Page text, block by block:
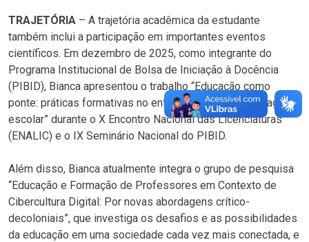
TRAJETÓRIA – A trajetória acadêmica da estudante
também inclui a participação em importantes eventos
científicos. Em dezembro de 2025, como integrante do
Programa Institucional de Bolsa de Iniciação à Docência
(PIBID), Bianca apresentou o trabalho “Educação como
ponte: práticas formativas no enfrentamento da defasagem
escolar” durante o X Encontro Nacional das Licenciaturas
(ENALIC) e o IX Seminário Nacional do PIBID.
Além disso, Bianca atualmente integra o grupo de pesquisa
“Educação e Formação de Professores em Contexto de
Cibercultura Digital: Por novas abordagens crítico-
decoloniais”, que investiga os desafios e as possibilidades
da educação em uma sociedade cada vez mais conectada, e